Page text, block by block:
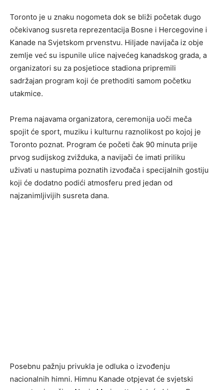
Toronto je u znaku nogometa dok se bliži početak dugo
očekivanog susreta reprezentacija Bosne i Hercegovine i
Kanade na Svjetskom prvenstvu. Hiljade navijača iz obje
zemlje već su ispunile ulice najvećeg kanadskog grada, a
organizatori su za posjetioce stadiona pripremili
sadržajan program koji će prethoditi samom početku
utakmice.
Prema najavama organizatora, ceremonija uoči meča
spojit će sport, muziku i kulturnu raznolikost po kojoj je
Toronto poznat. Program će početi čak 90 minuta prije
prvog sudijskog zvižduka, a navijači će imati priliku
uživati u nastupima poznatih izvođača i specijalnih gostiju
koji će dodatno podići atmosferu pred jedan od
najzanimljivijih susreta dana.
Posebnu pažnju privukla je odluka o izvođenju
nacionalnih himni. Himnu Kanade otpjevat će svjetski